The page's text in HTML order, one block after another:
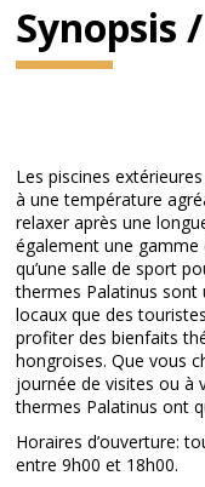
Synopsis
Les piscines
à une température
relaxer après une
également une
qu’une salle de sport
thermes Palatinus sont
locaux que des
profiter des bienfaits
hongroises. Que vous
journée de visites ou à
thermes Palatinus ont
Horaires d’ouverture:
entre 9h00 et 18h00.